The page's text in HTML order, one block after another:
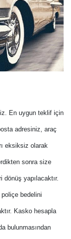
En uygun teklif için
adresiniz, araç
eksiksiz olarak
sonra size
yapılacaktır.
bedelini
Kasko hesapla
bulunmasından